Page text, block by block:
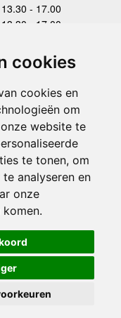
cookies
cookies en
om
website te
te tonen, om
analyseren en
onze
- 17.00
- 17.00
13.30 - 17.00
- 17.00